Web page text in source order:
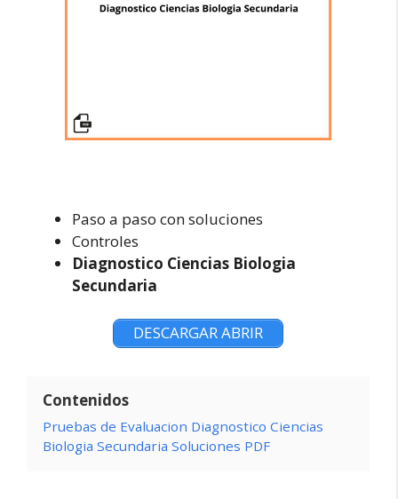
Paso a paso con soluciones
Controles
Diagnostico Ciencias Biologia
Secundaria
DESCARGAR ABRIR
Contenidos
Pruebas de Evaluacion Diagnostico Ciencias
Biologia Secundaria Soluciones PDF